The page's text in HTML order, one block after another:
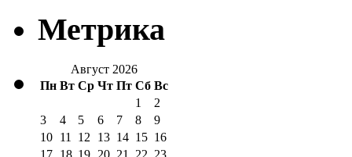
Метрика
Август 2026
Пн Вт Ср Чт Пт Сб Вс
1
2
3
4 5 6 7 8
9
10 11 12 13 14 15 16